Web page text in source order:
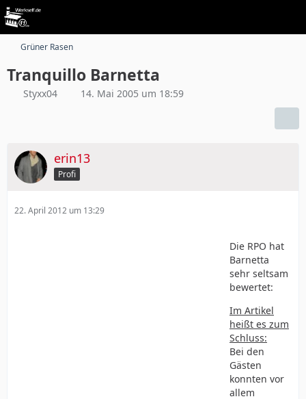
Grüner Rasen
Tranquillo Barnetta
Styxx04 14. Mai 2005 um 18:59
erin13
Profi
22. April 2012 um 13:29
Die RPO hat
Barnetta
sehr seltsam
bewertet:
Im Artikel
heißt es zum
Schluss:
Bei den
Gästen
konnten vor
allem